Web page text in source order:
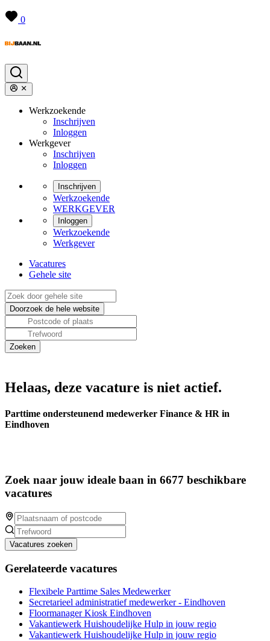
0
Werkzoekende
Inschrijven
Inloggen
Werkgever
Inschrijven
Inloggen
Inschrijven
Werkzoekende
WERKGEVER
Inloggen
Werkzoekende
Werkgever
Vacatures
Gehele site
Helaas, deze vacature is niet actief.
Parttime ondersteunend medewerker Finance & HR in
Eindhoven
Zoek naar jouw ideale baan in 6677 beschikbare
vacatures
Vacatures zoeken
Gerelateerde vacatures
Flexibele Parttime Sales Medewerker
Secretarieel administratief medewerker - Eindhoven
Floormanager Kiosk Eindhoven
Vakantiewerk Huishoudelijke Hulp in jouw regio
Vakantiewerk Huishoudelijke Hulp in jouw regio